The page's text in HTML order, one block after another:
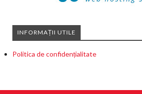
INFORMAȚII UTILE
Politica de confidențialitate